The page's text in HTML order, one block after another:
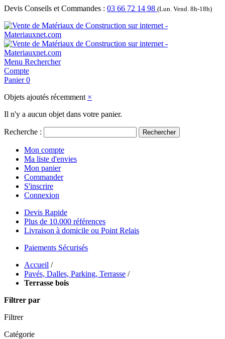
Devis Conseils et Commandes : 03 66 72 14 98 (Lun. Vend. 8h-18h)
Menu Rechercher
Compte
Panier 0
Objets ajoutés récemment ×
Il n'y a aucun objet dans votre panier.
Recherche : Rechercher
Mon compte
Ma liste d'envies
Mon panier
Commander
S'inscrire
Connexion
Devis Rapide
Plus de 10.000 références
Livraison à domicile ou Point Relais
Paiements Sécurisés
Accueil /
Pavés, Dalles, Parking, Terrasse /
Terrasse bois
Filtrer par
Filtrer
Catégorie